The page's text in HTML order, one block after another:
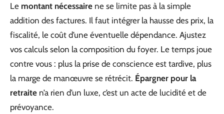
Le montant nécessaire ne se limite pas à la simple
addition des factures. Il faut intégrer la hausse des prix, la
fiscalité, le coût d’une éventuelle dépendance. Ajustez
vos calculs selon la composition du foyer. Le temps joue
contre vous : plus la prise de conscience est tardive, plus
la marge de manœuvre se rétrécit. Épargner pour la
retraite n’a rien d’un luxe, c’est un acte de lucidité et de
prévoyance.